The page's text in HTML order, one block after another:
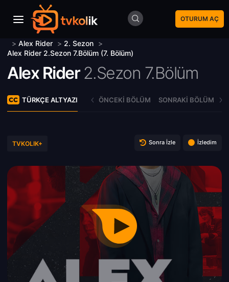
OTURUM AÇ
> Alex Rider > 2. Sezon >
Alex Rider 2.Sezon 7.Bölüm (7. Bölüm)
Alex Rider 2.Sezon 7.Bölüm
TÜRKÇE ALTYAZI ÖNCEKI BÖLÜM SONRAKI BÖLÜM
TVKOLIK+ Sonra İzle İzledim